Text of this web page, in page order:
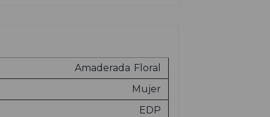
Amaderada Floral
Mujer
EDP